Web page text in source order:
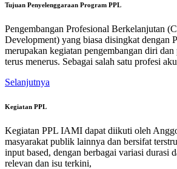
Tujuan Penyelenggaraan Program PPL
Pengembangan Profesional Berkelanjutan
Development) yang biasa disingkat dengan
merupakan kegiatan pengembangan diri dan
terus menerus. Sebagai salah satu profesi
Selanjutnya
Kegiatan PPL
Kegiatan PPL IAMI dapat diikuti oleh
masyarakat publik lainnya dan bersifat
input based, dengan berbagai variasi durasi
relevan dan isu terkini,